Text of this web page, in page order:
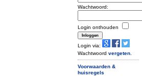
Wachtwoord:
Login onthouden
Login via:
Wachtwoord vergeten
Voorwaarden &
huisregels